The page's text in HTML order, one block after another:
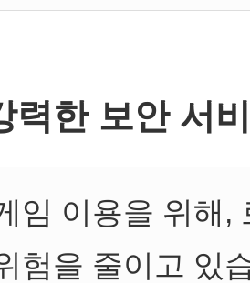
력한 보안 서
임 이용을 위해,
험을 줄이고 있